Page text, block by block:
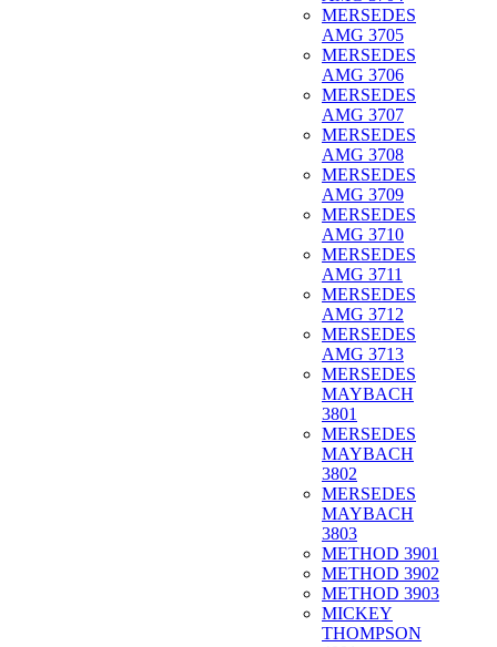
MERSEDES
AMG 3705
MERSEDES
AMG 3706
MERSEDES
AMG 3707
MERSEDES
AMG 3708
MERSEDES
AMG 3709
MERSEDES
AMG 3710
MERSEDES
AMG 3711
MERSEDES
AMG 3712
MERSEDES
AMG 3713
MERSEDES
MAYBACH
3801
MERSEDES
MAYBACH
3802
MERSEDES
MAYBACH
3803
METHOD 3901
METHOD 3902
METHOD 3903
MICKEY
THOMPSON